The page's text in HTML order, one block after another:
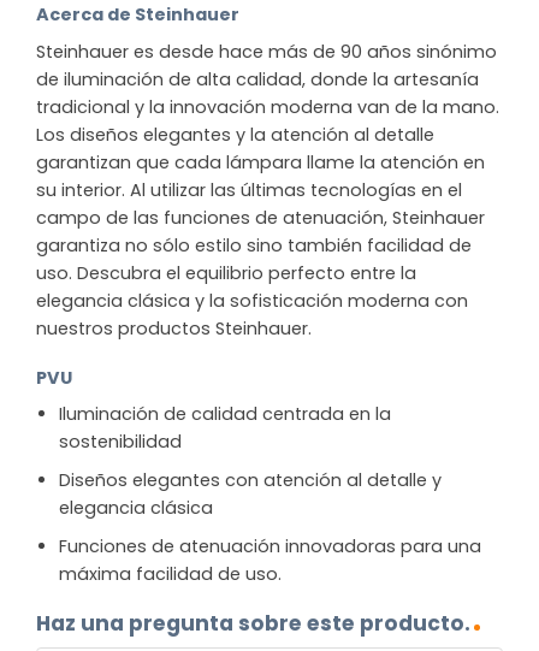
Acerca de Steinhauer
Steinhauer es desde hace más de 90 años sinónimo
de iluminación de alta calidad, donde la artesanía
tradicional y la innovación moderna van de la mano.
Los diseños elegantes y la atención al detalle
garantizan que cada lámpara llame la atención en
su interior. Al utilizar las últimas tecnologías en el
campo de las funciones de atenuación, Steinhauer
garantiza no sólo estilo sino también facilidad de
uso. Descubra el equilibrio perfecto entre la
elegancia clásica y la sofisticación moderna con
nuestros productos Steinhauer.
PVU
Iluminación de calidad centrada en la
sostenibilidad
Diseños elegantes con atención al detalle y
elegancia clásica
Funciones de atenuación innovadoras para una
máxima facilidad de uso.
Haz una pregunta sobre este producto.